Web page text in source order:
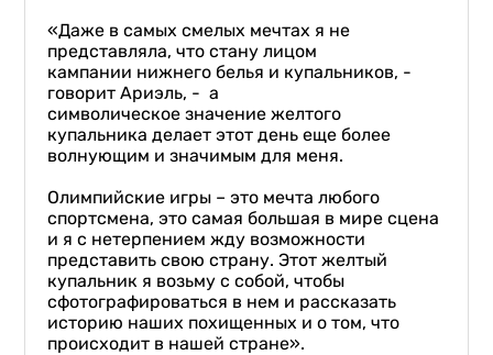
«Даже в самых смелых мечтах я не
представляла, что стану лицом
кампании нижнего белья и купальников, -
говорит Ариэль, - а
символическое значение желтого
купальника делает этот день еще более
волнующим и значимым для меня.
Олимпийские игры – это мечта любого
спортсмена, это самая большая в мире сцена
и я с нетерпением жду возможности
представить свою страну. Этот желтый
купальник я возьму с собой, чтобы
сфотографироваться в нем и рассказать
историю наших похищенных и о том, что
происходит в нашей стране».